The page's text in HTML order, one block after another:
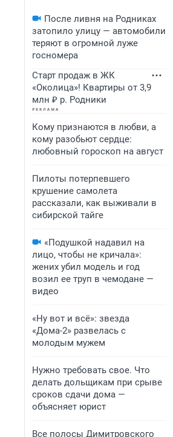
После ливня на Родниках
затопило улицу — автомобили
теряют в огромной луже
госномера
Старт продаж в ЖК
«Околица»! Квартиры от 3,9
млн ₽ р. Родники
Кому признаются в любви, а
кому разобьют сердце:
любовный гороскоп на август
Пилоты потерпевшего
крушение самолета
рассказали, как выживали в
сибирской тайге
«Подушкой надавил на
лицо, чтобы не кричала»:
жених убил модель и год
возил ее труп в чемодане —
видео
«Ну вот и всё»: звезда
«Дома-2» развелась с
молодым мужем
Нужно требовать свое. Что
делать дольщикам при срыве
сроков сдачи дома —
объясняет юрист
Все полосы Димитровского